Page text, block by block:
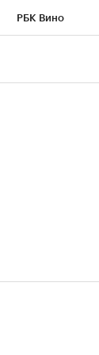
РБК Вино